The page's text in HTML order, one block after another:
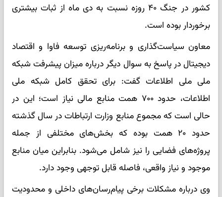
کشور در جنگ ۴۰ روزه نسبت به دی ماه از ثبات بیشتری
برخوردار بوده است.
معاون سیاست‌گذاری و برنامه‌ریزی توسعه فاوا و اقتصاد
دیجیتال در پاسخ به سوال دیگر درباره میزان پیشرفت شبکه
ملی ملی اطلاعات گفت: برای تحقق کامل شبکه ملی
اطلاعات، حدود ۷۰۰ همت منابع مالی نیاز است؛ این در
حالی است که مجموع منابع وزارت ارتباطات در سال گذشته
حدود ۲۰ همت بوده که بخش‌های مختلفی از جمله
پروژه‌های فضایی را نیز شامل می‌شود. بنابراین میان منابع
موجود و نیاز واقعی، فاصله قابل توجهی وجود دارد.
وی درباره مشکلات برخی پیام‌رسان‌های داخلی و محدودیت